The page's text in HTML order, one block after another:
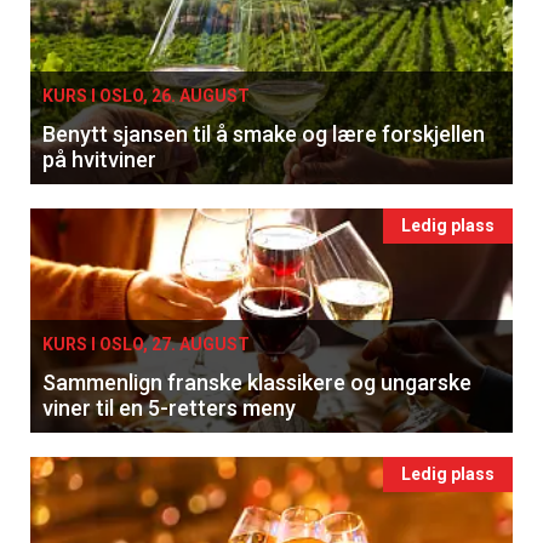
KURS I OSLO, 26. AUGUST
Benytt sjansen til å smake og lære forskjellen
på hvitviner
Ledig plass
KURS I OSLO, 27. AUGUST
Sammenlign franske klassikere og ungarske
viner til en 5-retters meny
Ledig plass